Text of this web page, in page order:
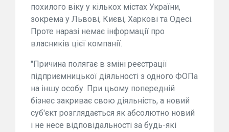
похилого віку у кількох містах України,
зокрема у Львові, Києві, Харкові та Одесі.
Проте наразі немає інформації про
власників цієї компанії.
"Причина полягає в зміні реєстрації
підприємницької діяльності з одного ФОПа
на іншу особу. При цьому попередній
бізнес закриває свою діяльність, а новий
суб'єкт розглядається як абсолютно новий
і не несе відповідальності за будь-які